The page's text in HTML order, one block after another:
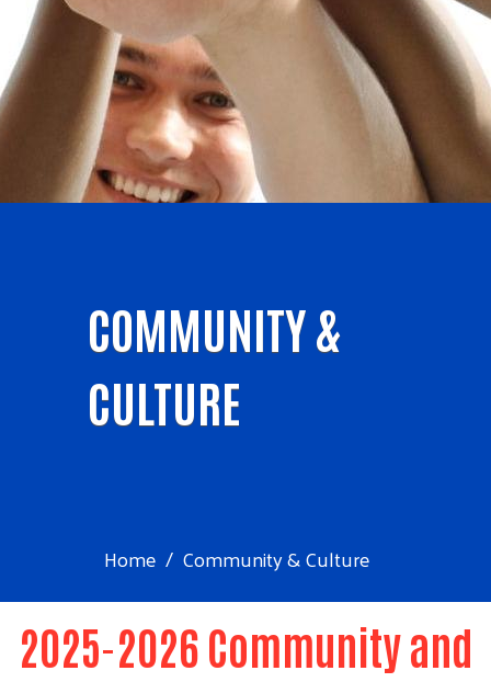
COMMUNITY &
CULTURE
Home Community & Culture
2025-2026 Community and